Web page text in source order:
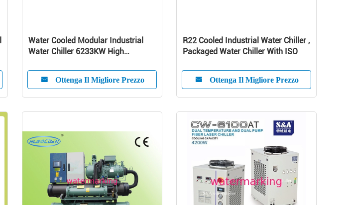
Water Cooled Modular Industrial
Water Chiller 6233KW High
Ottenga Il Migliore Prezzo
R22 Cooled Industrial Water Chiller ,
Packaged Water Chiller With ISO
Ottenga Il Migliore Prezzo